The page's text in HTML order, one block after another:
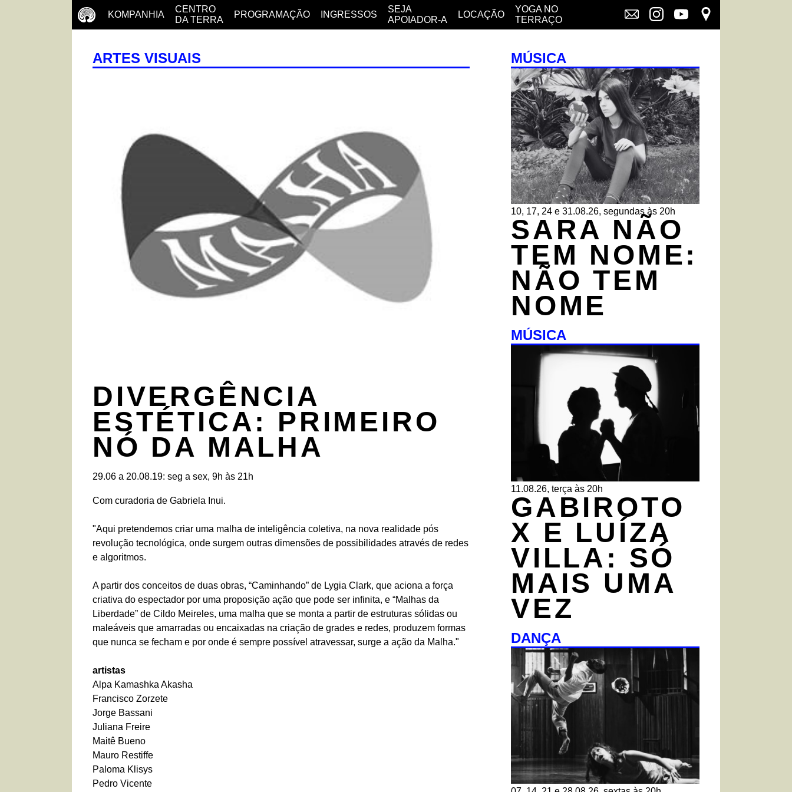
KOMPANHIA
CENTRO
DA TERRA
PROGRAMAÇÃO INGRESSOS
SEJA
APOIADOR-A
LOCAÇÃO
YOGA NO
TERRAÇO
ARTES VISUAIS
DIVERGÊNCIA
ESTÉTICA: PRIMEIRO
NÓ DA MALHA
29.06 a 20.08.19: seg a sex, 9h às 21h
Com curadoria de Gabriela Inui.
"Aqui pretendemos criar uma malha de inteligência coletiva, na nova realidade pós
revolução tecnológica, onde surgem outras dimensões de possibilidades através de redes
e algoritmos.
A partir dos conceitos de duas obras, “Caminhando” de Lygia Clark, que aciona a força
criativa do espectador por uma proposição ação que pode ser infinita, e “Malhas da
Liberdade” de Cildo Meireles, uma malha que se monta a partir de estruturas sólidas ou
maleáveis que amarradas ou encaixadas na criação de grades e redes, produzem formas
que nunca se fecham e por onde é sempre possível atravessar, surge a ação da Malha."
artistas
Alpa Kamashka Akasha
Francisco Zorzete
Jorge Bassani
Juliana Freire
Maitê Bueno
Mauro Restiffe
Paloma Klisys
Pedro Vicente
MÚSICA
10, 17, 24 e 31.08.26, segundas às 20h
SARA NÃO
TEM NOME:
NÃO TEM
NOME
MÚSICA
11.08.26, terça às 20h
GABIROTO
X E LUÍZA
VILLA: SÓ
MAIS UMA
VEZ
DANÇA